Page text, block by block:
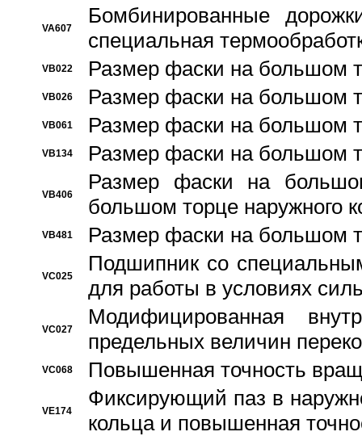
VA607
Бомбинированные
специальная
VB022 Размер фаски на большом
VB026 Размер фаски на большом
VB061 Размер фаски на большом
VB134 Размер фаски на большом
VB406
Размер фаски на
большом торце наружного
VB481 Размер фаски на большом
VC025
Подшипник со
для работы в условиях
VC027
Модифицированная
предельных величин
VC068 Повышенная точность
VE174
Фиксирующий паз в
кольца и повышенная